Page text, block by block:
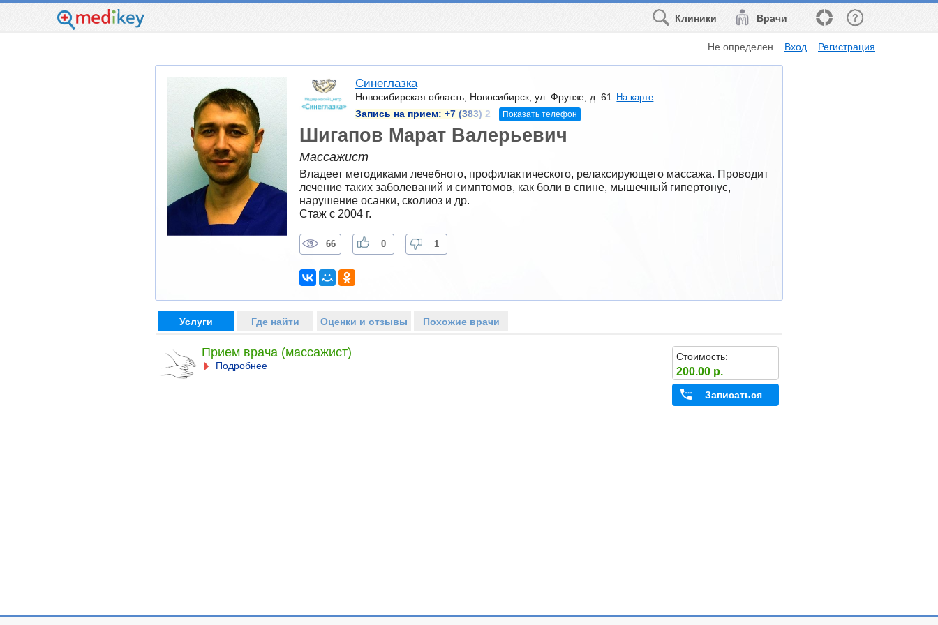
Врачи
Клиники
Не определен Вход Регистрация
Синеглазка
Новосибирская область, Новосибирск, ул. Фрунзе, д. 61
На карте
Запись на прием: +7 (383) 2 Показать телефон
Шигапов Марат Валерьевич
Массажист
Владеет методиками лечебного, профилактического, релаксирующего массажа. Проводит
лечение таких заболеваний и симптомов, как боли в спине, мышечный гипертонус,
нарушение осанки, сколиоз и др.
Стаж с 2004 г.
66 0 1
Услуги Где найти Оценки и отзывы Похожие врачи
Прием врача (массажист)
Подробнее
Стоимость:
200.00 р.
Записаться